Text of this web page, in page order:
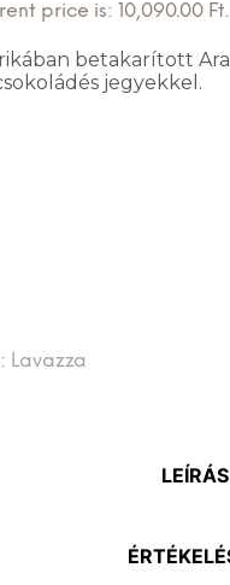
price is: 10,090.00 Ft.
betakarított
jegyekkel.
Lavazza
LEÍRÁS